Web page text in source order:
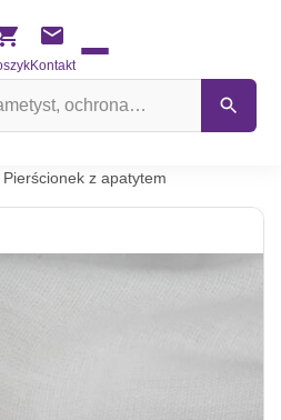
Kontakt
Pierścionek z apatytem